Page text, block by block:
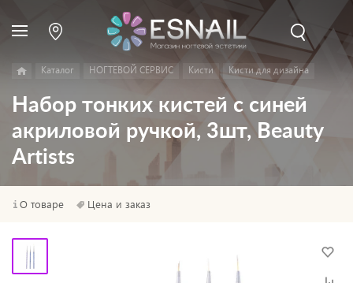
Каталог НОГТЕВОЙ СЕРВИС Кисти Кисти для дизайна
Набор тонких кистей с синей
акриловой ручкой, 3шт, Beauty
Artists
О товаре Цена и заказ